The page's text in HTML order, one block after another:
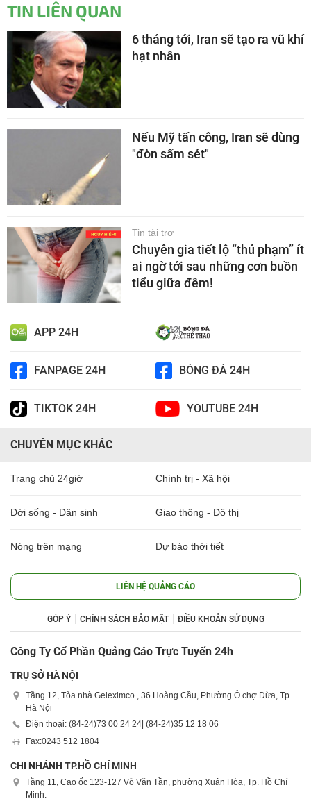
TIN LIÊN QUAN
6 tháng tới, Iran sẽ tạo ra vũ khí
hạt nhân
Nếu Mỹ tấn công, Iran sẽ dùng
"đòn sấm sét"
Tin tài trợ
Chuyên gia tiết lộ “thủ phạm” ít
ai ngờ tới sau những cơn buồn
tiểu giữa đêm!
APP 24H
FANPAGE 24H BÓNG ĐÁ 24H
TIKTOK 24H YOUTUBE 24H
CHUYÊN MỤC KHÁC
Trang chủ 24giờ Chính trị - Xã hội
Đời sống - Dân sinh Giao thông - Đô thị
Nóng trên mạng Dự báo thời tiết
LIÊN HỆ QUẢNG CÁO
GÓP Ý CHÍNH SÁCH BẢO MẬT ĐIỀU KHOẢN SỬ DỤNG
Công Ty Cổ Phần Quảng Cáo Trực Tuyến 24h
TRỤ SỞ HÀ NỘI
Tầng 12, Tòa nhà Geleximco , 36 Hoàng Cầu, Phường Ô chợ Dừa, Tp.
Hà Nội
Điện thoại: (84-24)73 00 24 24 | (84-24)35 12 18 06
Fax:0243 512 1804
CHI NHÁNH TP.HỒ CHÍ MINH
Tầng 11, Cao ốc 123-127 Võ Văn Tần, phường Xuân Hòa, Tp. Hồ Chí
Minh.